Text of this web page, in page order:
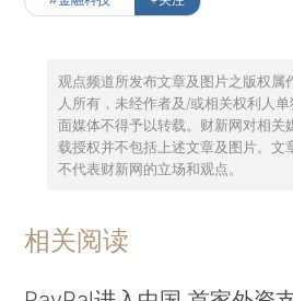
观点频道所发布文章及图片之版权属
人所有，未经作者及/或相关权利人
面媒体不得予以转载。财新网对相关
载授权并不包括上述文章及图片。文
不代表财新网的立场和观点。
相关阅读